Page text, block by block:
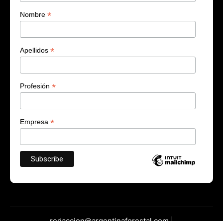
Nombre *
Apellidos *
Profesión *
Empresa *